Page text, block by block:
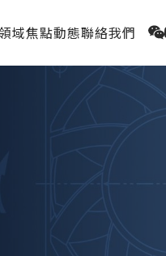
域焦點動態聯絡我們